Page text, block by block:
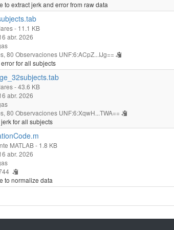
to extract jerk and error from raw data
- 11.1 KB
abr. 2026
80 Observaciones UNF:6:ACpZ...IJg==
for all subjects
- 43.6 KB
abr. 2026
80 Observaciones UNF:6:XqwH...TWA==
for all subjects
MATLAB- 1.8 KB
abr. 2026
to normalize data